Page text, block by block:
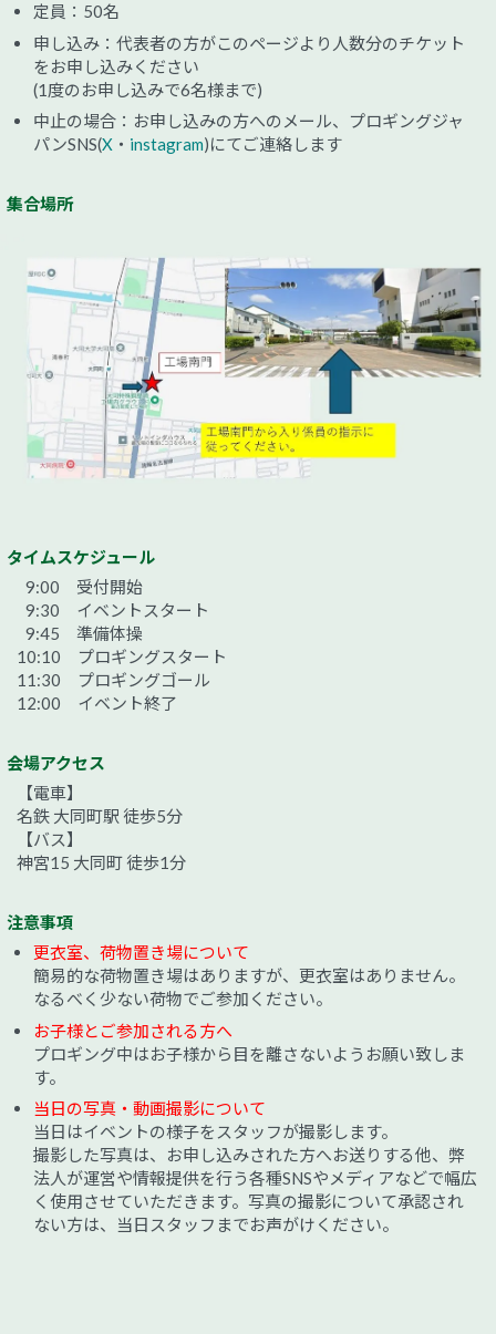
定員：50名
申し込み：代表者の方がこのページより人数分のチケット
をお申し込みください
(1度のお申し込みで6名様まで)
中止の場合：お申し込みの方へのメール、プロギングジャ
パンSNS(X ・ instagram)にてご連絡します
集合場所
タイムスケジュール
9:00 受付開始
9:30 イベントスタート
9:45 準備体操
10:10 プロギングスタート
11:30 プロギングゴール
12:00 イベント終了
会場アクセス
【電車】
名鉄 大同町駅 徒歩5分
【バス】
神宮15 大同町 徒歩1分
注意事項
更衣室、荷物置き場について
簡易的な荷物置き場はありますが、更衣室はありません。
なるべく少ない荷物でご参加ください。
お子様とご参加される方へ
プロギング中はお子様から目を離さないようお願い致しま
す。
当日の写真・動画撮影について
当日はイベントの様子をスタッフが撮影します。
撮影した写真は、お申し込みされた方へお送りする他、弊
法人が運営や情報提供を行う各種SNSやメディアなどで幅広
く使用させていただきます。写真の撮影について承認され
ない方は、当日スタッフまでお声がけください。